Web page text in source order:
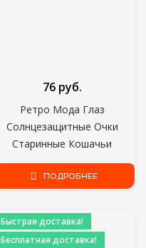
Ретро Мода Глаз
Солнцезащитные Очки
Старинные Кошачьи
Солнцезащитные очки
Женщины Треугольные
Oculos De Sol UV400
76 руб.
ПОДРОБНЕЕ
Быстрая доставка!
Бесплатная доставка!